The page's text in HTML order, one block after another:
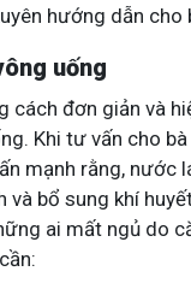
hướng dẫn cho
uống
cách đơn giản và
Khi tư vấn cho
mạnh rằng, nước
và bổ sung khí
ai mất ngủ do